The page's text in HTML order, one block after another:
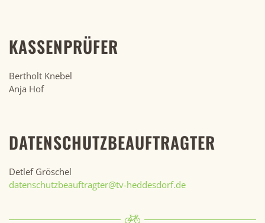
KASSENPRÜFER
Bertholt Knebel
Anja Hof
DATENSCHUTZBEAUFTRAGTER
Detlef Gröschel
datenschutzbeauftragter@tv-heddesdorf.de